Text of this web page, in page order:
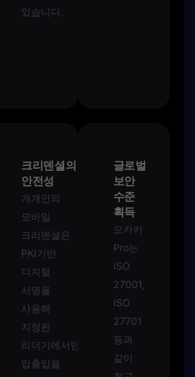
있습니다.
크리덴셜의
안전성
개개인의
모바일
크리덴셜은
PKI기반
디지털
서명을
사용해
지정된
리더기에서만
입출입을
글로벌
보안
수준
획득
모카키
Pro는
ISO
27001,
ISO
27701
등과
같이